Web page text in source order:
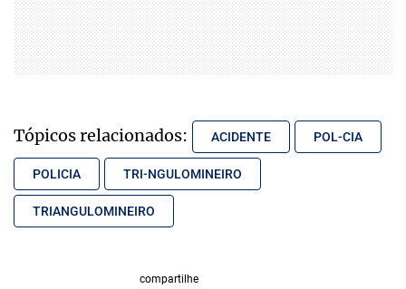
Tópicos relacionados: ACIDENTE POL-CIA
POLICIA TRI-NGULOMINEIRO
TRIANGULOMINEIRO
compartilhe